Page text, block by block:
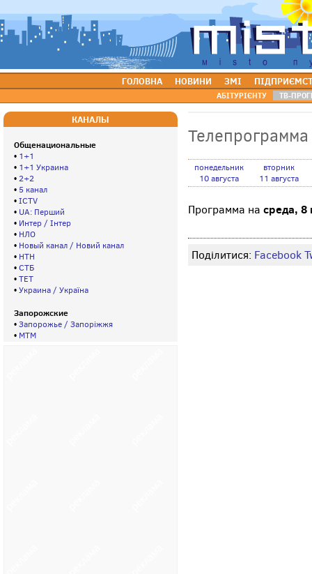
ГОЛОВНА НОВИНИ ЗМІ
АБІТУРІЄНТУ ТВ-
КАНАЛЫ
Общенациональные
• 1+1
• 1+1 Украина
•2+2
• 5 канал
•ICTV
• UA: Перший
• Интер / Інтер
• НЛО
• Новый канал / Новий канал
• НТН
•СТБ
•ТЕТ
•Украина / Україна
Запорожские
•Запорожье / Запорiжжя
• МТМ
понедельник
10 августа
вторник
11 августа
Программа на среда,
Поділитися: Facebook